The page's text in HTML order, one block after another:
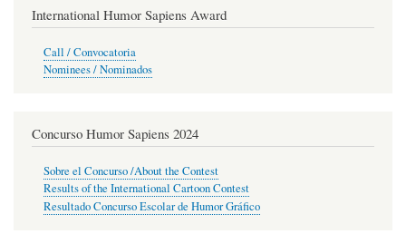
International Humor Sapiens Award
Call / Convocatoria
Nominees / Nominados
Concurso Humor Sapiens 2024
Sobre el Concurso /About the Contest
Results of the International Cartoon Contest
Resultado Concurso Escolar de Humor Gráfico